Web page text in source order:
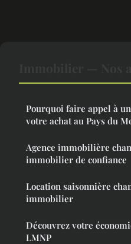
Pourquoi faire appel à
votre achat au Pays du
Agence immobilière
immobilier de confiance
Location saisonnière
immobilier
Découvrez votre
LMNP